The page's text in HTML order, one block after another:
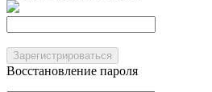
Зарегистрироваться
Восстановление пароля